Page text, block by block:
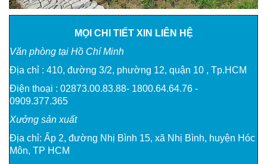
MỌI CHI TIẾT XIN LIÊN HỆ
Văn phòng tại Hồ Chí Minh
Địa chỉ : 410, đường 3/2, phường 12, quận 10 , Tp.HCM
Điện thoại : 02873.00.83.88- 1800.64.64.76 -
0909.377.365
Xưởng sản xuất
Địa chỉ: Ấp 2, đường Nhị Bình 15, xã Nhị Bình, huyện Hóc
Môn, TP HCM